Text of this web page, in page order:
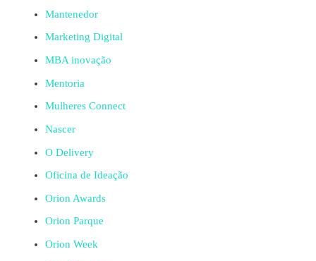
Mantenedor
Marketing Digital
MBA inovação
Mentoria
Mulheres Connect
Nascer
O Delivery
Oficina de Ideação
Orion Awards
Orion Parque
Orion Week